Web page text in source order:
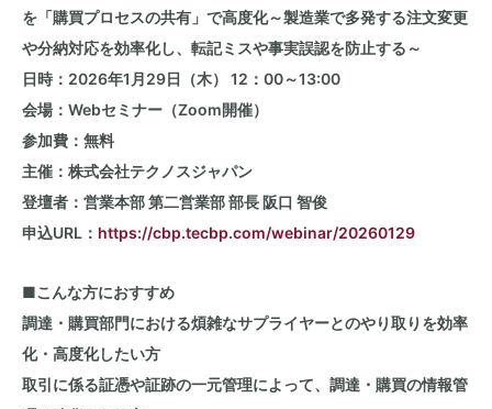
を「購買プロセスの共有」で高度化～製造業で多発する注文変更
や分納対応を効率化し、転記ミスや事実誤認を防止する～
日時： 2026年1 月29日（木） 12 ： 00～13:00
会場： Webセミナー（Zoom開催）
参加費：無料
主催：株式会社テクノスジャパン
登壇者：営業本部 第二営業部 部長 阪口 智俊
申込URL ： https://cbp.tecbp.com/webinar/20260129
■こんな方におすすめ
調達・購買部門における煩雑なサプライヤーとのやり取りを効率
化・高度化したい方
取引に係る証憑や証跡の一元管理によって、調達・購買の情報管